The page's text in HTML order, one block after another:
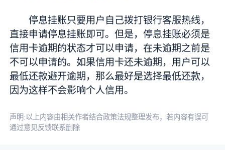
停息挂账只要用户自己拨打银行客服热线，
直接申请停息挂账即可。但是，停息挂账必须是
信用卡逾期的状态才可以申请，在未逾期之前是
不可以申请的。如果信用卡还未逾期，用户可以
最低还款避开逾期，那么最好是选择最低还款，
因为这样不会影响个人信用。
声明:以上内容由相关作者结合政策法规整理发布，若内容有误可
通过意见反馈联系删除